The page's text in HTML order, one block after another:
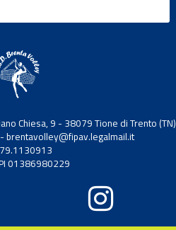
Chiesa, 9 - 38079 Tione di Trento (TN)
brentavolley@fipav.legalmail.it
01386980229